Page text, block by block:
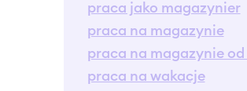
praca jako magazynier
praca na magazynie
praca na magazynie od
praca na wakacje